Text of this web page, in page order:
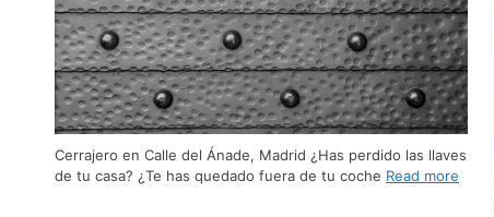
Cerrajero en Calle del Ánade, Madrid ¿Has perdido las llaves
de tu casa? ¿Te has quedado fuera de tu coche Read more